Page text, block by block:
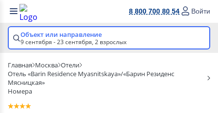
8 800 700 80 54 Войти
Объект или направление
9 сентября - 23 сентября, 2 взрослых
Главная Москва Отели
Отель «Barin Residence Myasnitskaya»/«Барин Резиденс
Мясницкая»
Номера